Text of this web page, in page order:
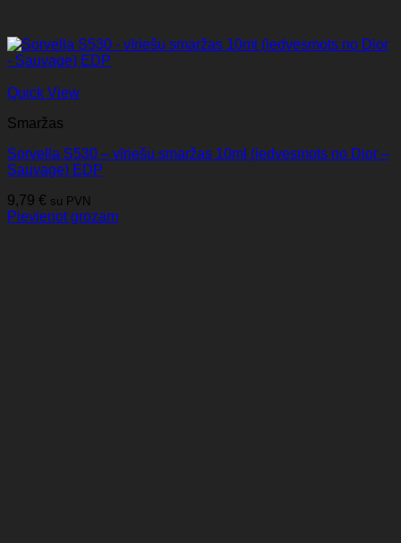
Quick View
Smaržas
Sorvella S530 – vīriešu smaržas 10ml (iedvesmots no Dior –
Sauvage) EDP
9,79 € su PVN
Pievienot grozam